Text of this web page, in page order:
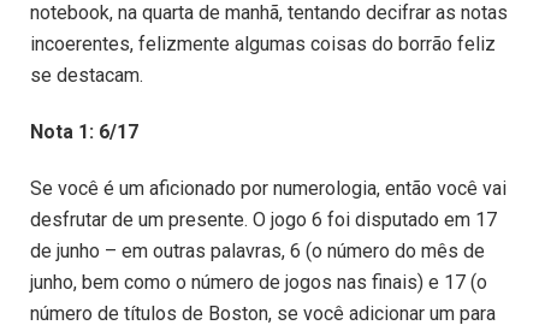
notebook, na quarta de manhã, tentando decifrar as notas
incoerentes, felizmente algumas coisas do borrão feliz
se destacam.
Nota 1: 6/17
Se você é um aficionado por numerologia, então você vai
desfrutar de um presente. O jogo 6 foi disputado em 17
de junho – em outras palavras, 6 (o número do mês de
junho, bem como o número de jogos nas finais) e 17 (o
número de títulos de Boston, se você adicionar um para